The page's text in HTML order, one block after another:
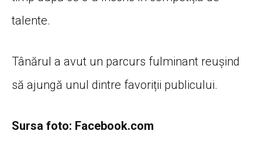
talente.
Tânărul a avut un parcurs fulminant reușind
să ajungă unul dintre favoriții publicului.
Sursa foto: Facebook.com